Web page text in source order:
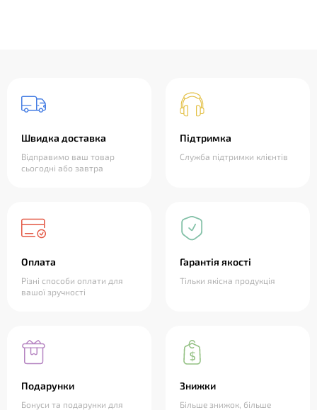
Швидка доставка
Відправимо ваш товар
сьогодні або завтра
Підтримка
Служба підтримки клієнтів
Оплата
Різні способи оплати для
вашої зручності
Гарантія якості
Тільки якісна продукція
Подарунки
Бонуси та подарунки для
Знижки
Більше знижок, більше